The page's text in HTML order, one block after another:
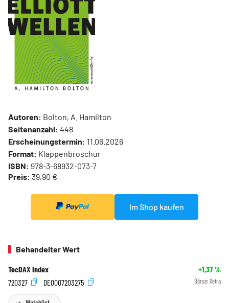
Autoren: Bolton, A. Hamilton
Seitenanzahl: 448
Erscheinungstermin: 11.06.2026
Format: Klappenbroschur
ISBN: 978-3-68932-073-7
Preis: 39,90 €
Im Shop kaufen
Behandelter Wert
TecDAX Index +1,37%
720327
DE0007203275 Börse: Xetra